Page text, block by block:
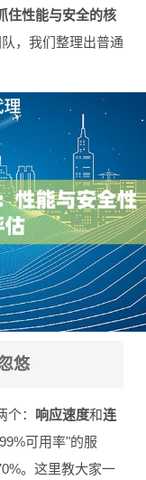
住性能与安全的核
，我们整理出普通
悠
： 响应速度和连
可用率"的服
。这里教大家一